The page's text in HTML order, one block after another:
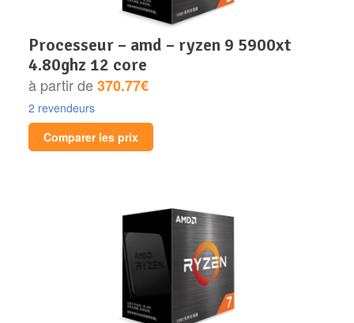
processeur – amd – ryzen 9 5900xt
4.80ghz 12 core
à partir de370.77€
2 revendeurs
Comparer les prix